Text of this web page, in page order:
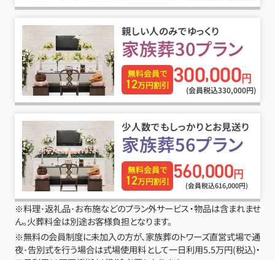
親しい人のみでゆっくり
家族葬30プラン
無料会員で
12万円割引 300,000円
(会員税込330,000円)
少人数でもしっかりとお見送り
家族葬56プラン
無料会員で
12万円割引 560,000円
(会員税込616,000円)
※料理･返礼品･お布施などのプラン外サービス・物品は含まれませ
ん。火葬料金は別途お客様負担となります。
※無料の会員制度に未加入の方が、家族葬のトワーズ直営式場で通
夜･告別式を行う場合は式場使用料として一日利用5.5万円(税込)・